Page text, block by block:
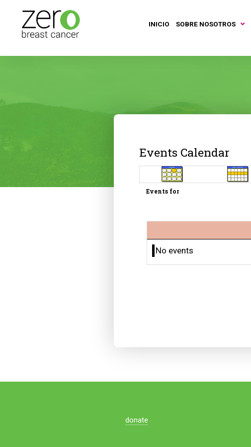
INICIO SOBRE NOSOTROS
Events Calendar
Events for
No events
donate